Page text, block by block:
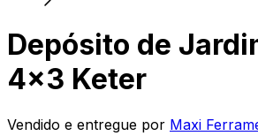
Depósito de
4x3 Keter
Vendido e entregue por Maxi